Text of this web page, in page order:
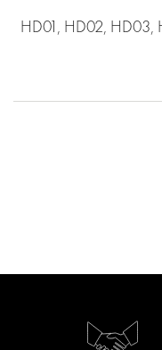
HD01, HD02, HD03,